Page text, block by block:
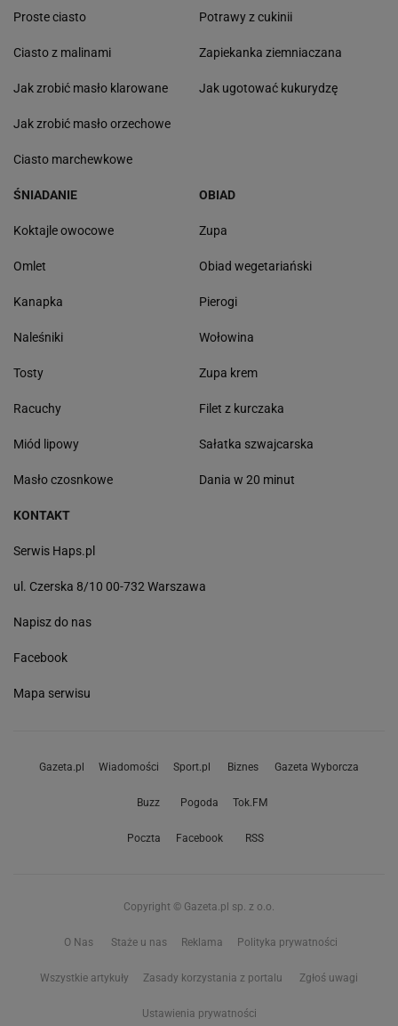
Proste ciasto
Ciasto z malinami
Jak zrobić masło klarowane
Jak zrobić masło orzechowe
Ciasto marchewkowe
Potrawy z cukinii
Zapiekanka ziemniaczana
Jak ugotować kukurydzę
ŚNIADANIE
Koktajle owocowe
Omlet
Kanapka
Naleśniki
Tosty
Racuchy
Miód lipowy
Masło czosnkowe
OBIAD
Zupa
Obiad wegetariański
Pierogi
Wołowina
Zupa krem
Filet z kurczaka
Sałatka szwajcarska
Dania w 20 minut
KONTAKT
Serwis Haps.pl
ul. Czerska 8/10 00-732 Warszawa
Napisz do nas
Facebook
Mapa serwisu
Gazeta.pl Wiadomości Sport.pl Biznes Gazeta Wyborcza
Buzz Pogoda Tok.FM
Poczta Facebook RSS
Copyright © Gazeta.pl sp. z o.o.
O Nas Staże u nas Reklama Polityka prywatności
Wszystkie artykuły Zasady korzystania z portalu Zgłoś uwagi
Ustawienia prywatności